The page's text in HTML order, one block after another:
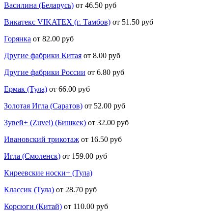
Василина (Беларусь) от 46.50 руб
Викатекс VIKATEX (г. Тамбов) от 51.50 руб
Горянка от 82.00 руб
Другие фабрики Китая от 8.00 руб
Другие фабрики России от 6.80 руб
Ермак (Тула) от 66.00 руб
Золотая Игла (Саратов) от 52.00 руб
Зувей+ (Zuvei) (Бишкек) от 32.00 руб
Ивановский трикотаж от 16.50 руб
Игла (Смоленск) от 159.00 руб
Киреевские носки+ (Тула)
Классик (Тула) от 28.70 руб
Корсюги (Китай) от 110.00 руб